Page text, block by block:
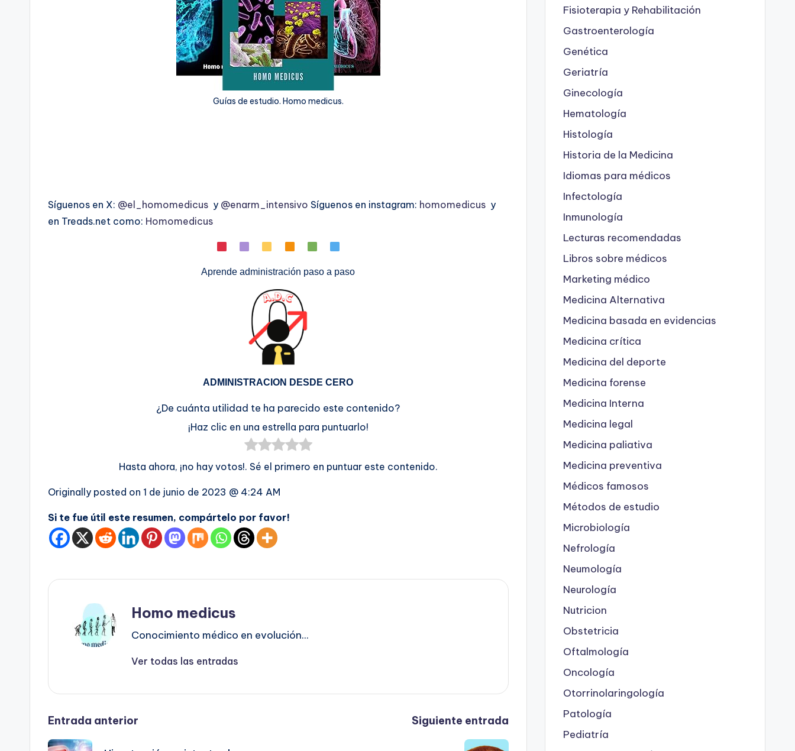
Guías de estudio. Homo medicus.
Síguenos en X: @el_homomedicus y @enarm_intensivo Síguenos en instagram: homomedicus y
en Treads.net como: Homomedicus
Aprende administración paso a paso
ADMINISTRACION DESDE CERO
¿De cuánta utilidad te ha parecido este contenido?
¡Haz clic en una estrella para puntuarlo!
Hasta ahora, ¡no hay votos!. Sé el primero en puntuar este contenido.
Originally posted on 1 de junio de 2023 @ 4:24 AM
Si te fue útil este resumen, compártelo por favor!
Homo medicus
Conocimiento médico en evolución...
Ver todas las entradas
Navegación
Entrada anterior Siguiente entrada
Fisioterapia y Rehabilitación
Gastroenterología
Genética
Geriatría
Ginecología
Hematología
Histología
Historia de la Medicina
Idiomas para médicos
Infectología
Inmunología
Lecturas recomendadas
Libros sobre médicos
Marketing médico
Medicina Alternativa
Medicina basada en evidencias
Medicina crítica
Medicina del deporte
Medicina forense
Medicina Interna
Medicina legal
Medicina paliativa
Medicina preventiva
Médicos famosos
Métodos de estudio
Microbiología
Nefrología
Neumología
Neurología
Nutricion
Obstetricia
Oftalmología
Oncología
Otorrinolaringología
Patología
Pediatría